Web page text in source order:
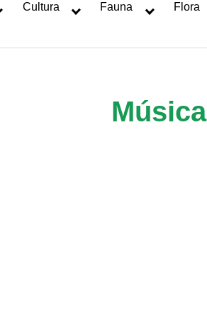
Cultura Fauna Flora
Música